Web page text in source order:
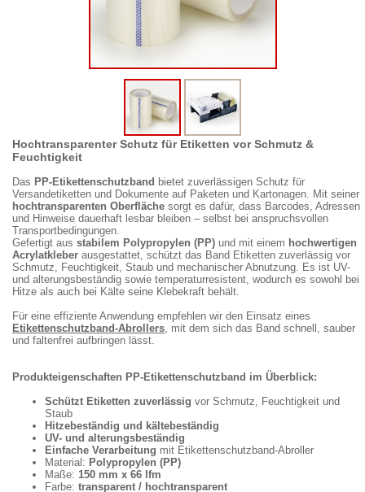
Hochtransparenter Schutz für Etiketten vor Schmutz &
Feuchtigkeit
Das PP-Etikettenschutzband bietet zuverlässigen Schutz für
Versandetiketten und Dokumente auf Paketen und Kartonagen. Mit seiner
hochtransparenten Oberfläche sorgt es dafür, dass Barcodes, Adressen
und Hinweise dauerhaft lesbar bleiben – selbst bei anspruchsvollen
Transportbedingungen.
Gefertigt aus stabilem Polypropylen (PP) und mit einem hochwertigen
Acrylatkleber ausgestattet, schützt das Band Etiketten zuverlässig vor
Schmutz, Feuchtigkeit, Staub und mechanischer Abnutzung. Es ist UV-
und alterungsbeständig sowie temperaturresistent, wodurch es sowohl bei
Hitze als auch bei Kälte seine Klebekraft behält.
Für eine effiziente Anwendung empfehlen wir den Einsatz eines
Etikettenschutzband-Abrollers , mit dem sich das Band schnell, sauber
und faltenfrei aufbringen lässt.
Produkteigenschaften PP-Etikettenschutzband im Überblick:
Schützt Etiketten zuverlässig vor Schmutz, Feuchtigkeit und
Staub
Hitzebeständig und kältebeständig
UV- und alterungsbeständig
Einfache Verarbeitung mit Etikettenschutzband-Abroller
Material: Polypropylen (PP)
Maße: 150 mm x 66 lfm
Farbe: transparent / hochtransparent